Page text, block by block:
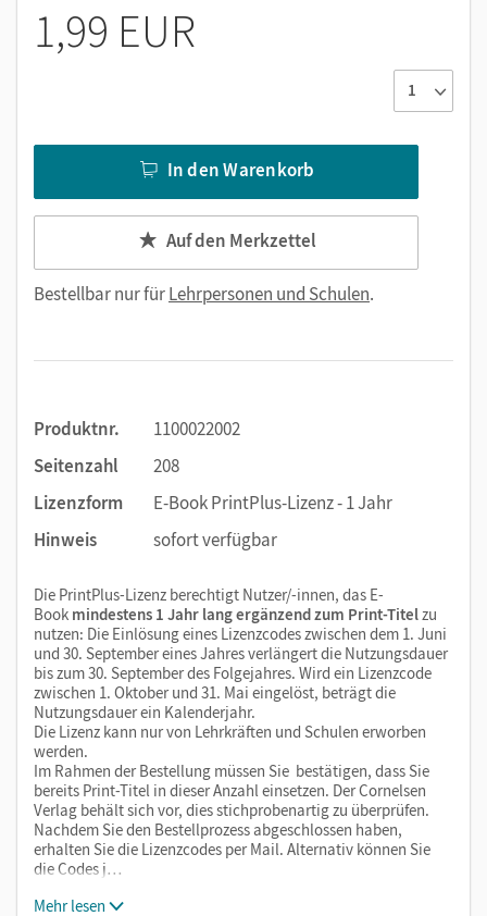
1,99 EUR
In den Warenkorb
Auf den Merkzettel
Bestellbar nur fürLehrpersonen und Schulen.
Produktnr.
1100022002
Seitenzahl
208
Lizenzform
E-Book PrintPlus-Lizenz - 1 Jahr
Hinweis
sofort verfügbar
Die PrintPlus-Lizenz berechtigt Nutzer/-innen, das E-
Book mindestens 1 Jahr lang ergänzend zum Print-Titelzu
nutzen: Die Einlösung eines Lizenzcodes zwischen dem 1. Juni
und 30. September eines Jahres verlängert die Nutzungsdauer
bis zum 30. September des Folgejahres. Wird ein Lizenzcode
zwischen 1. Oktober und 31. Mai eingelöst, beträgt die
Nutzungsdauer ein Kalenderjahr.
Die Lizenz kann nur von Lehrkräften und Schulen erworben
werden.
Im Rahmen der Bestellung müssen Sie bestätigen, dass Sie
bereits Print-Titel in dieser Anzahl einsetzen. Der Cornelsen
Verlag behält sich vor, dies stichprobenartig zu überprüfen.
Nachdem Sie den Bestellprozess abgeschlossen haben,
erhalten Sie die Lizenzcodes per Mail. Alternativ können Sie
die Codes j…
Mehr lesen